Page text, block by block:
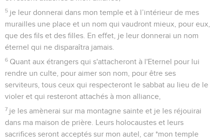
5 je leur donnerai dans mon temple et à l’intérieur de mes
murailles une place et un nom qui vaudront mieux, pour eux,
que des fils et des filles. En effet, je leur donnerai un nom
éternel qui ne disparaîtra jamais.
6 Quant aux étrangers qui s'attacheront à l'Eternel pour lui
rendre un culte, pour aimer son nom, pour être ses
serviteurs, tous ceux qui respecteront le sabbat au lieu de le
violer et qui resteront attachés à mon alliance,
7 je les amènerai sur ma montagne sainte et je les réjouirai
dans ma maison de prière. Leurs holocaustes et leurs
sacrifices seront acceptés sur mon autel, car *mon temple